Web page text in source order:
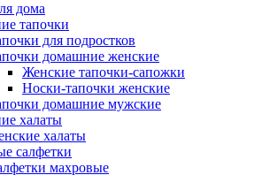
дома
тапочки
для подростков
домашние женские
Женские тапочки-сапожки
Носки-тапочки женские
домашние мужские
халаты
халаты
салфетки
махровые